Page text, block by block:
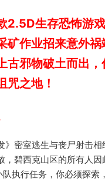
2.5D生存恐怖游
矿作业招来意外
古邪物破土而出
咒之地！
》密室逃生与丧尸射击相
，碧西克山区的所有人因
执行任务，你必须探索